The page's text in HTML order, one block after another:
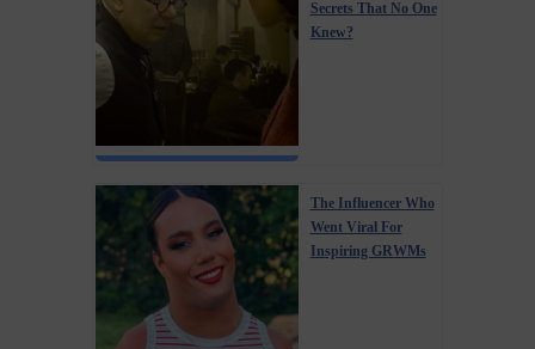
Secrets That No One
Knew?
The Influencer Who
Went Viral For
Inspiring GRWMs